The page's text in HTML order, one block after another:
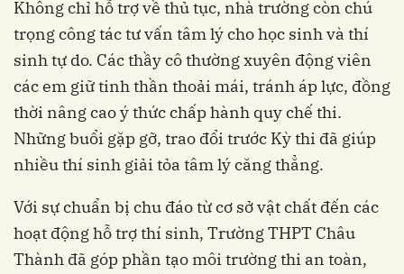
Không chỉ hỗ trợ về thủ tục, nhà trường còn chú
trọng công tác tư vấn tâm lý cho học sinh và thí
sinh tự do. Các thầy cô thường xuyên động viên
các em giữ tinh thần thoải mái, tránh áp lực, đồng
thời nâng cao ý thức chấp hành quy chế thi.
Những buổi gặp gỡ, trao đổi trước Kỳ thi đã giúp
nhiều thí sinh giải tỏa tâm lý căng thẳng.
Với sự chuẩn bị chu đáo từ cơ sở vật chất đến các
hoạt động hỗ trợ thí sinh, Trường THPT Châu
Thành đã góp phần tạo môi trường thi an toàn,